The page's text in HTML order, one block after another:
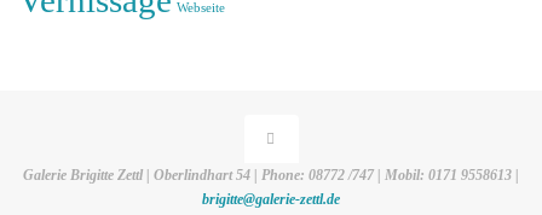
Webseite
Galerie Brigitte Zettl | Oberlindhart 54 | Phone: 08772 /747 | Mobil: 0171 9558613 |
brigitte@galerie-zettl.de